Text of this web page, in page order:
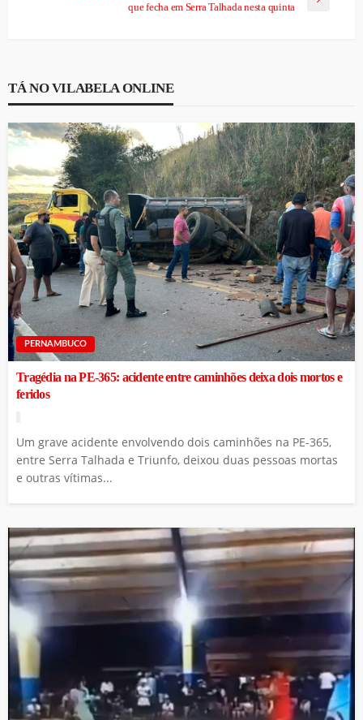
que fecha em Serra Talhada nesta quinta
TÁ NO VILABELA ONLINE
PERNAMBUCO
Tragédia na PE-365: acidente entre caminhões deixa dois mortos e
feridos
Um grave acidente envolvendo dois caminhões na PE-365,
entre Serra Talhada e Triunfo, deixou duas pessoas mortas
e outras vítimas...